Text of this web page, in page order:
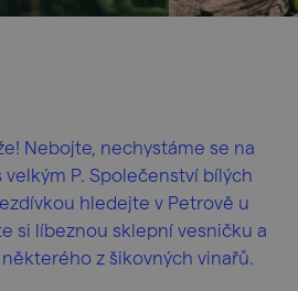
Nebojte, nechystáme se na
velkým P. Společenství bílých
hledejte v Petrově u
si líbeznou sklepní vesničku a
z šikovných vinařů.